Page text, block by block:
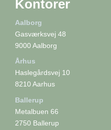
Kontorer
Aalborg
Gasværksvej 48
9000 Aalborg
Århus
Haslegårdsvej 10
8210 Aarhus
Ballerup
Metalbuen 66
2750 Ballerup